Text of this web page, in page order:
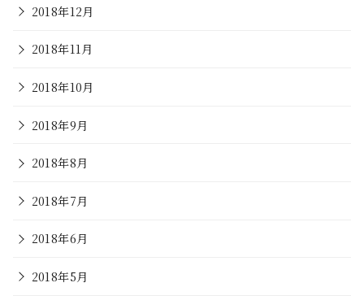
2018年12月
2018年11月
2018年10月
2018年9月
2018年8月
2018年7月
2018年6月
2018年5月